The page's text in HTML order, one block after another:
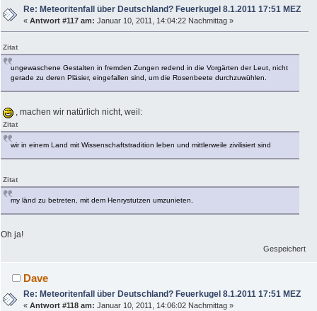
Re: Meteoritenfall über Deutschland? Feuerkugel 8.1.2011 17:51 MEZ
«Antwort #117 am: Januar 10, 2011, 14:04:22 Nachmittag »
Zitat
ungewaschene Gestalten in fremden Zungen redend in die Vorgärten der Leut, nicht
gerade zu deren Pläsier, eingefallen sind, um die Rosenbeete durchzuwühlen.
, machen wir natürlich nicht, weil:
Zitat
wir in einem Land mit Wissenschaftstradition leben und mittlerweile zivilisiert sind
Zitat
my länd zu betreten, mit dem Henrystutzen umzunieten.
Oh ja!
Gespeichert
Dave
Re: Meteoritenfall über Deutschland? Feuerkugel 8.1.2011 17:51 MEZ
«Antwort #118 am: Januar 10, 2011, 14:06:02 Nachmittag »